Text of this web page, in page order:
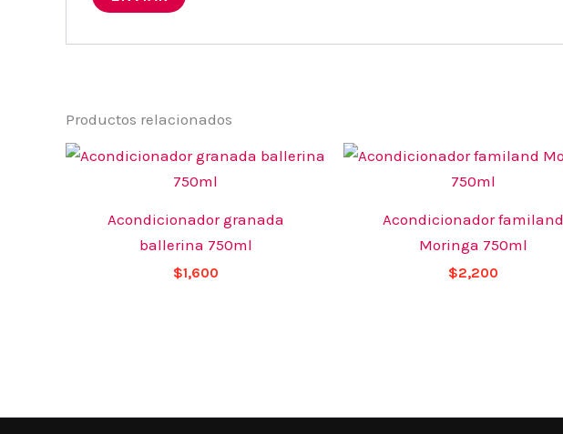
Productos relacionados
Acondicionador granada
ballerina 750ml
$1,600
Acondicionador familand
Moringa 750ml
$2,200